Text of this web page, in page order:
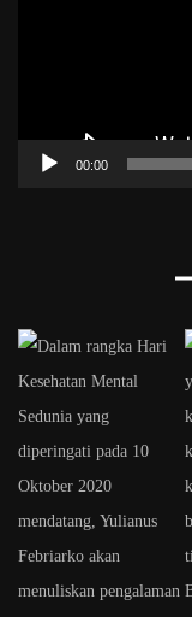
00:00